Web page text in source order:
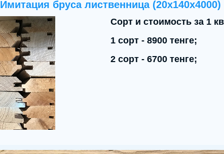
Имитация бруса лиственница (20x140x4000)
Сорт и стоимость за 1
1 сорт - 8900 тенге;
2 сорт - 6700 тенге;